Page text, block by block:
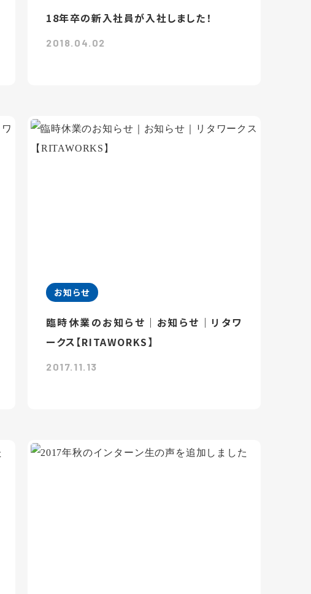
18年卒の新入社員が入社しました！
2018.04.02
お知らせ
臨時休業のお知らせ｜お知らせ｜リタワ
ークス【RITAWORKS】
2017.11.13